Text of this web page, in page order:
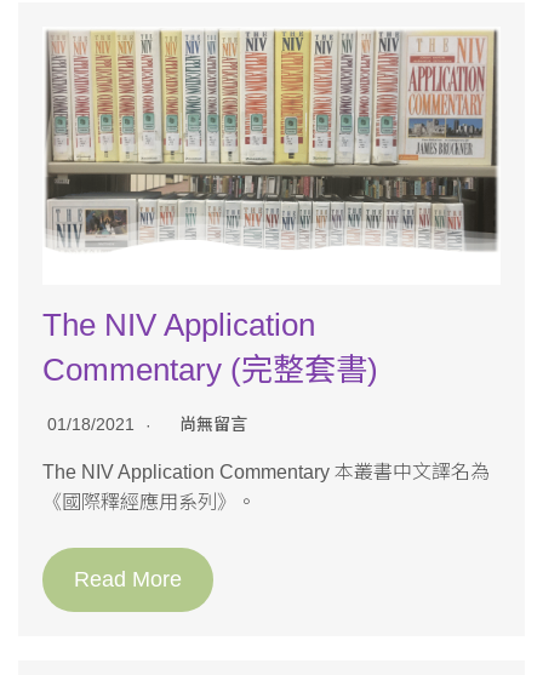
The NIV Application
Commentary (完整套書)
01/18/2021 尚無留言
The NIV Application Commentary 本叢書中文譯名為
《國際釋經應用系列》。
Read More